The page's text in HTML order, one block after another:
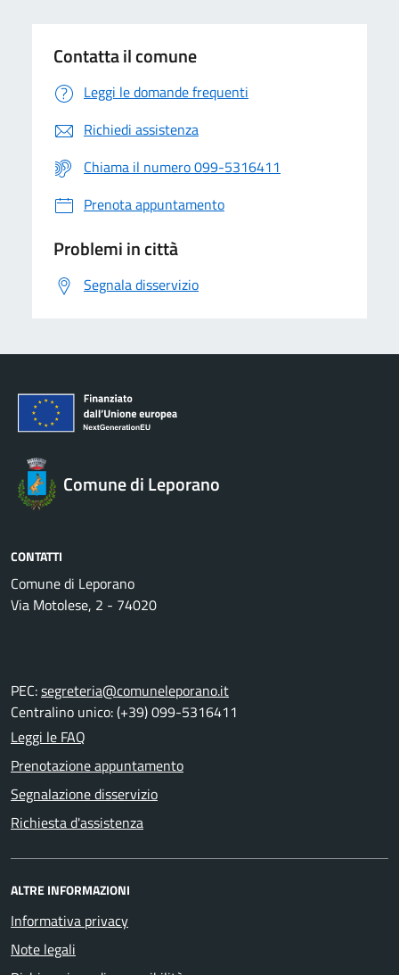
Contatta il comune
Leggi le domande frequenti
Richiedi assistenza
Chiama il numero 099-5316411
Prenota appuntamento
Problemi in città
Segnala disservizio
Comune di Leporano
CONTATTI
Comune di Leporano
Via Motolese, 2 - 74020
PEC:segreteria@comuneleporano.it
Centralino unico: (+39) 099-5316411
Leggi le FAQ
Prenotazione appuntamento
Segnalazione disservizio
Richiesta d'assistenza
ALTRE INFORMAZIONI
Informativa privacy
Note legali